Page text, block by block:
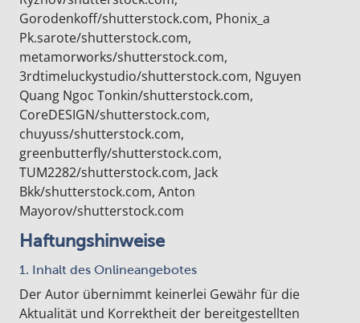
Gorodenkoff/shutterstock.com, Phonix_a
Pk.sarote/shutterstock.com,
metamorworks/shutterstock.com,
3rdtimeluckystudio/shutterstock.com, Nguyen
Quang Ngoc Tonkin/shutterstock.com,
CoreDESIGN/shutterstock.com,
chuyuss/shutterstock.com,
greenbutterfly/shutterstock.com,
TUM2282/shutterstock.com, Jack
Bkk/shutterstock.com, Anton
Mayorov/shutterstock.com
Haftungshinweise
1. Inhalt des Onlineangebotes
Der Autor übernimmt keinerlei Gewähr für die
Aktualität und Korrektheit der bereitgestellten